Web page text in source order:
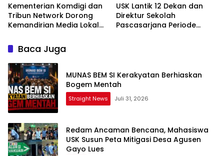
Kementerian Komdigi dan
Tribun Network Dorong
Kemandirian Media Lokal
Aceh
USK Lantik 12 Dekan dan
Direktur Sekolah
Pascasarjana Periode
Baca Juga
MUNAS BEM SI Kerakyatan Berhiaskan
Bogem Mentah
Straight News Juli 31, 2026
Redam Ancaman Bencana, Mahasiswa
USK Susun Peta Mitigasi Desa Agusen
Gayo Lues